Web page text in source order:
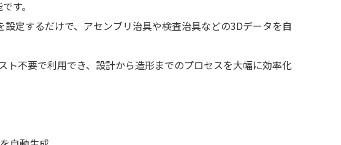
す。
定するだけで、アセンブリ治具や検査治具などの3Dデータを自
ト不要で利用でき、設計から造形までのプロセスを大幅に効率化